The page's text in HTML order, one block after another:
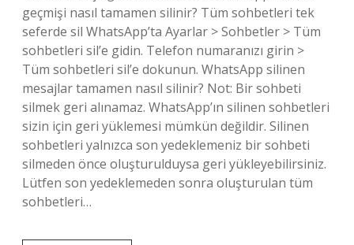
geçmişi nasıl tamamen silinir? Tüm sohbetleri tek
seferde sil WhatsApp’ta Ayarlar > Sohbetler > Tüm
sohbetleri sil’e gidin. Telefon numaranızı girin >
Tüm sohbetleri sil’e dokunun. WhatsApp silinen
mesajlar tamamen nasıl silinir? Not: Bir sohbeti
silmek geri alınamaz. WhatsApp’ın silinen sohbetleri
sizin için geri yüklemesi mümkün değildir. Silinen
sohbetleri yalnızca son yedeklemeniz bir sohbeti
silmeden önce oluşturulduysa geri yükleyebilirsiniz.
Lütfen son yedeklemeden sonra oluşturulan tüm
sohbetleri…